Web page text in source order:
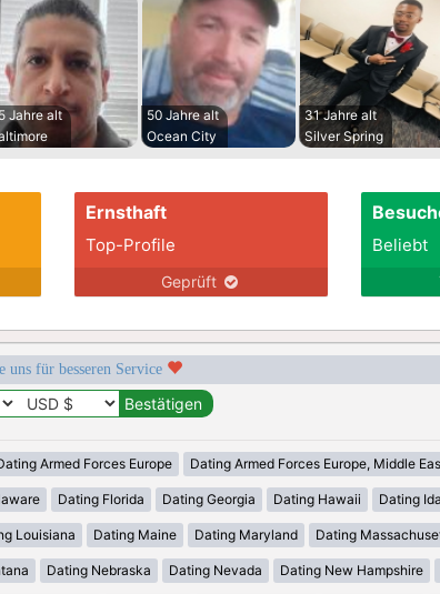
Jahre alt
50 Jahre alt
Ocean City
31 Jahre alt
Silver Spring
Ernsthaft
Top-Profile
Geprüft
Beliebt
uns für besseren Service
Armed Forces Europe Dating Armed Forces Europe, Middle
Dating Florida Dating Georgia Dating Hawaii Dating
Louisiana Dating Maine Dating Maryland Dating
Dating Nebraska Dating Nevada Dating New Hampshire